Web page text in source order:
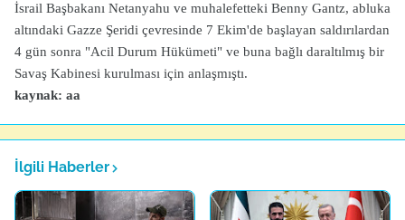
İsrail Başbakanı Netanyahu ve muhalefetteki Benny Gantz, abluka
altındaki Gazze Şeridi çevresinde 7 Ekim'de başlayan saldırılardan
4 gün sonra "Acil Durum Hükümeti" ve buna bağlı daraltılmış bir
Savaş Kabinesi kurulması için anlaşmıştı.
kaynak: aa
İlgili Haberler